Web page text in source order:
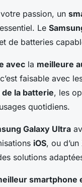
passion, un
Le
de batteries
avec la meilleure
faisable avec
la batterie, les
quotidiens.
Galaxy Ultra
iOS, ou d’un
solutions